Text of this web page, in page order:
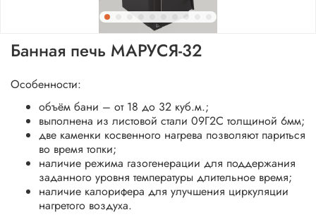
Банная печь МАРУСЯ-32
Особенности:
объём бани – от 18 до 32 куб.м.;
выполнена из листовой стали 09Г2С толщиной 6мм;
две каменки косвенного нагрева позволяют париться
во время топки;
наличие режима газогенерации для поддержания
заданного уровня температуры длительное время;
наличие калорифера для улучшения циркуляции
нагретого воздуха.